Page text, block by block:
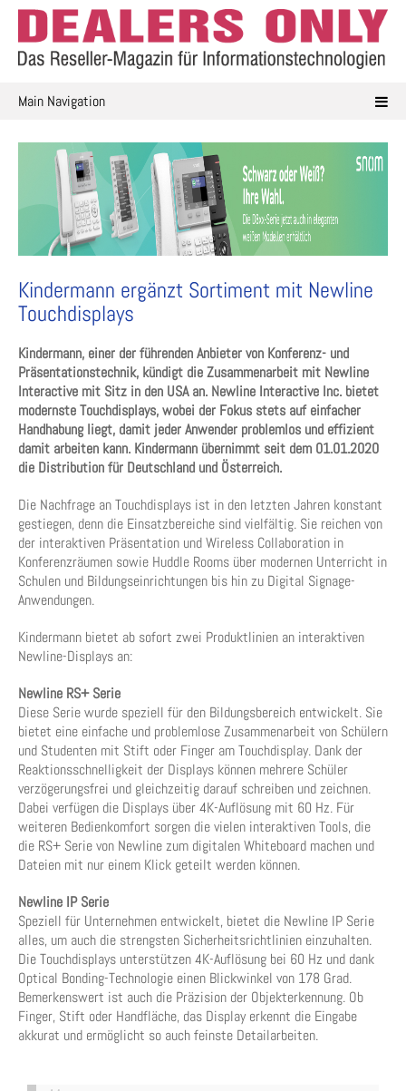
Skip
content
Main Navigation
Kindermann ergänzt Sortiment mit Newline
Touchdisplays
Kindermann, einer der führenden Anbieter von Konferenz- und
Präsentationstechnik, kündigt die Zusammenarbeit mit Newline
Interactive mit Sitz in den USA an. Newline Interactive Inc. bietet
modernste Touchdisplays, wobei der Fokus stets auf einfacher
Handhabung liegt, damit jeder Anwender problemlos und effizient
damit arbeiten kann. Kindermann übernimmt seit dem 01.01.2020
die Distribution für Deutschland und Österreich.
Die Nachfrage an Touchdisplays ist in den letzten Jahren konstant
gestiegen, denn die Einsatzbereiche sind vielfältig. Sie reichen von
der interaktiven Präsentation und Wireless Collaboration in
Konferenzräumen sowie Huddle Rooms über modernen Unterricht in
Schulen und Bildungseinrichtungen bis hin zu Digital Signage-
Anwendungen.
Kindermann bietet ab sofort zwei Produktlinien an interaktiven
Newline-Displays an:
Newline RS+ Serie
Diese Serie wurde speziell für den Bildungsbereich entwickelt. Sie
bietet eine einfache und problemlose Zusammenarbeit von Schülern
und Studenten mit Stift oder Finger am Touchdisplay. Dank der
Reaktionsschnelligkeit der Displays können mehrere Schüler
verzögerungsfrei und gleichzeitig darauf schreiben und zeichnen.
Dabei verfügen die Displays über 4K-Auflösung mit 60 Hz. Für
weiteren Bedienkomfort sorgen die vielen interaktiven Tools, die
die RS+ Serie von Newline zum digitalen Whiteboard machen und
Dateien mit nur einem Klick geteilt werden können.
Newline IP Serie
Speziell für Unternehmen entwickelt, bietet die Newline IP Serie
alles, um auch die strengsten Sicherheitsrichtlinien einzuhalten.
Die Touchdisplays unterstützen 4K-Auflösung bei 60 Hz und dank
Optical Bonding-Technologie einen Blickwinkel von 178 Grad.
Bemerkenswert ist auch die Präzision der Objekterkennung. Ob
Finger, Stift oder Handfläche, das Display erkennt die Eingabe
akkurat und ermöglicht so auch feinste Detailarbeiten.